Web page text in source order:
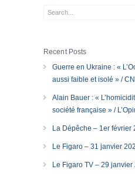
Recent Posts
Guerre en Ukraine : «
aussi faible et isolé » /
Alain Bauer : «
société française » /
La Dépêche – 1er février
Le Figaro – 31 janvier
Le Figaro TV – 29 janvier